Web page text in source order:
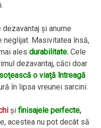
şi anume
neglijat. Masivitatea însă,
alesdurabilitate. Cele
dezavantaj, căci doar
o viaţă întreagă
în lipsa vreunei sarcini.
şifinisajele perfecte,
acestea nu pot decât să